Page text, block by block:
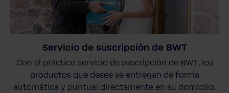
Servicio de suscripción de BWT
Con el práctico servicio de suscripción de BWT, los
productos que desee se entregan de forma
automática y puntual directamente en su domicilio.